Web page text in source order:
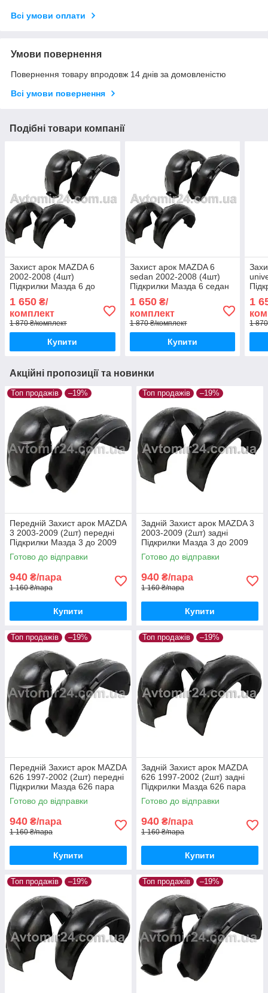
Всі умови оплати
Умови повернення
Повернення товару впродовж 14 днів за домовленістю
Всі умови повернення
Подібні товари компанії
Захист арок MAZDA 6
2002-2008 (4шт)
Підкрилки Мазда 6 до
1 650 ₴/
комплект
1 870 ₴/комплект
Купити
Захист арок MAZDA 6
sedan 2002-2008 (4шт)
Підкрилки Мазда 6 седан
1 650₴/
комплект
1 870 ₴/комплект
Купити
1
1
Акційні пропозиції та новинки
Топ продажів –19%
Передній Захист арок MAZDA
3 2003-2009 (2шт) передні
Підкрилки Мазда 3 до 2009
пара передніх
Готово до відправки
940 ₴/пара
1 160 ₴/пара
Купити
Топ продажів –19%
Задній Захист арок MAZDA 3
2003-2009 (2шт) задні
Підкрилки Мазда 3 до 2009
пара задніх
Готово до відправки
940 ₴/пара
1 160 ₴/пара
Купити
Топ продажів –19%
Передній Захист арок MAZDA
626 1997-2002 (2шт) передні
Підкрилки Мазда 626 пара
передніх
Готово до відправки
940 ₴/пара
1 160 ₴/пара
Купити
Топ продажів –19%
Задній Захист арок MAZDA
626 1997-2002 (2шт) задні
Підкрилки Мазда 626 пара
задніх
Готово до відправки
940 ₴/пара
1 160 ₴/пара
Купити
Топ продажів –19% Топ продажів –19%